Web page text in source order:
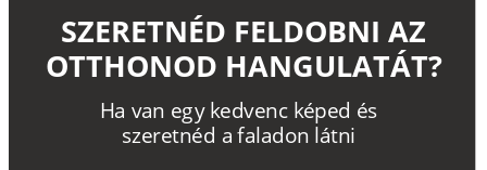
Ha van egy kedvenc képed és
szeretnéd a faladon látni
SZERETNÉD FELDOBNI AZ
OTTHONOD HANGULATÁT?